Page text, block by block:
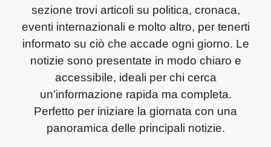
sezione trovi articoli su politica, cronaca,
eventi internazionali e molto altro, per tenerti
informato su ciò che accade ogni giorno. Le
notizie sono presentate in modo chiaro e
accessibile, ideali per chi cerca
un’informazione rapida ma completa.
Perfetto per iniziare la giornata con una
panoramica delle principali notizie.